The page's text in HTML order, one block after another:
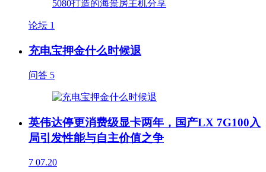
论坛 1
充电宝押金什么时候退
问答 5
英伟达停更消费级显卡两年，国产LX 7G100入
局引发性能与自主价值之争
7 07.20